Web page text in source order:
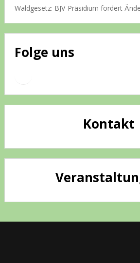
Waldgesetz: BJV-Präsidium fordert
Folge uns
Kontakt